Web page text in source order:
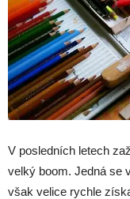
V posledních letech
velký boom. Jedná se
však velice rychle